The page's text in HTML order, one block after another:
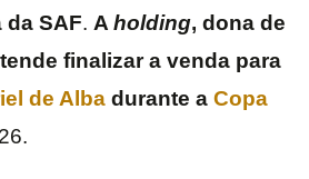
SAF. A holding, dona de
finalizar a venda para
de Alba durante a Copa